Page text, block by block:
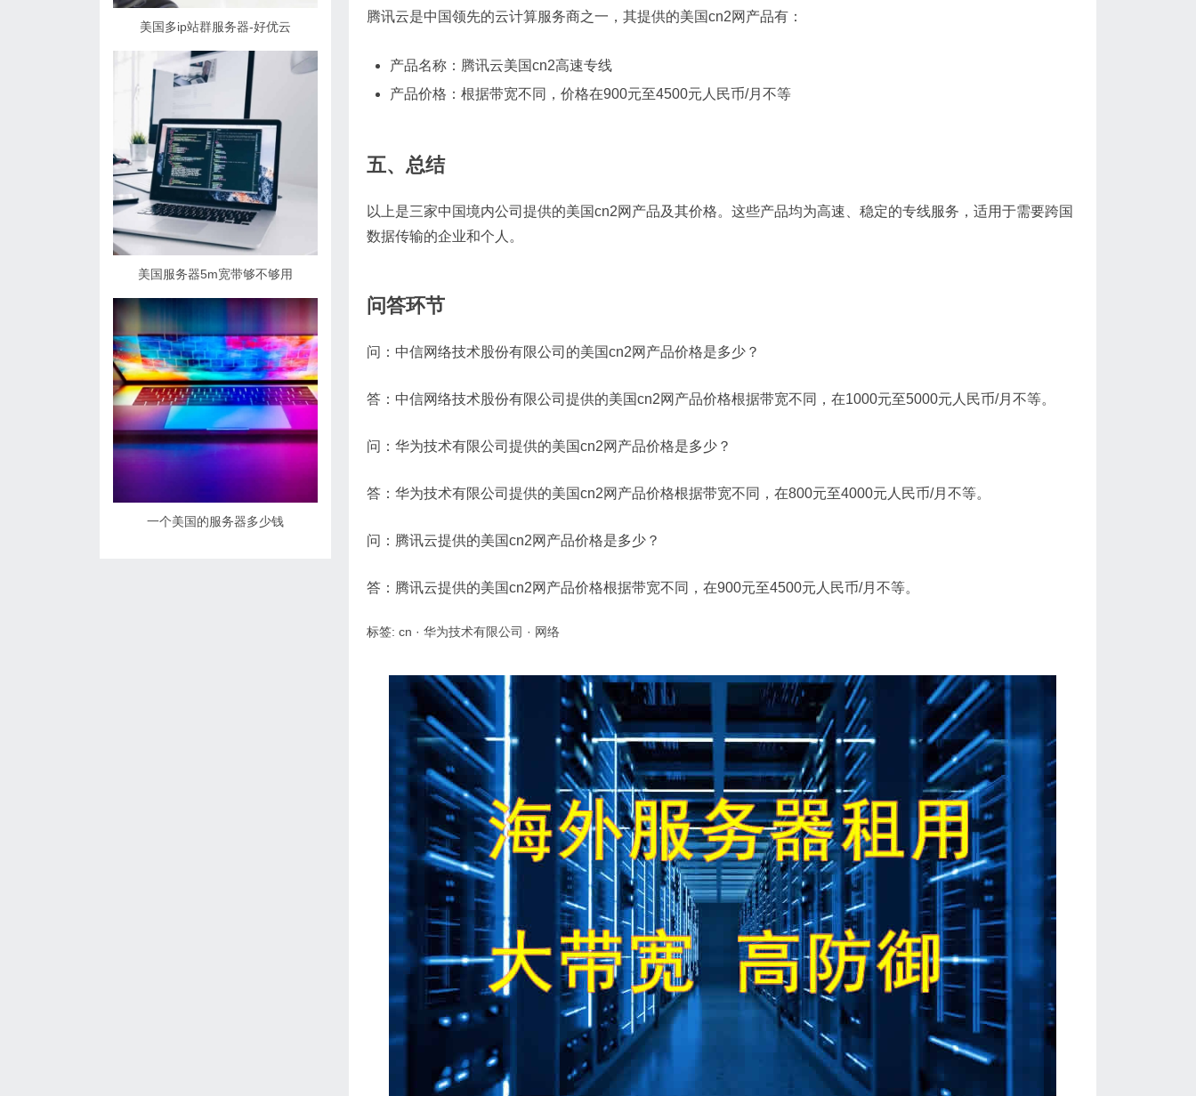
腾讯云是中国领先的云计算服务商之一，其提供的美国cn2网产品有：
产品名称：腾讯云美国cn2高速专线
产品价格：根据带宽不同，价格在900元至4500元人民币/月不等
五、总结
以上是三家中国境内公司提供的美国cn2网产品及其价格。这些产品均为高速、稳定的专线服务，适用于需要跨国
数据传输的企业和个人。
问答环节
问：中信网络技术股份有限公司的美国cn2网产品价格是多少？
答：中信网络技术股份有限公司提供的美国cn2网产品价格根据带宽不同，在1000元至5000元人民币/月不等。
问：华为技术有限公司提供的美国cn2网产品价格是多少？
答：华为技术有限公司提供的美国cn2网产品价格根据带宽不同，在800元至4000元人民币/月不等。
问：腾讯云提供的美国cn2网产品价格是多少？
答：腾讯云提供的美国cn2网产品价格根据带宽不同，在900元至4500元人民币/月不等。
标签: cn · 华为技术有限公司 · 网络
美国多ip站群服务器-好优云
美国服务器5m宽带够不够用
一个美国的服务器多少钱